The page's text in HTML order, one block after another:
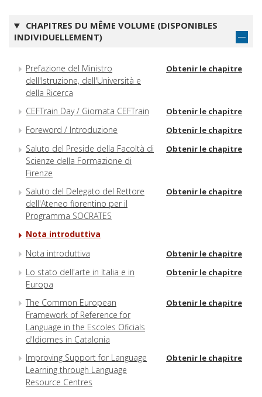
CHAPITRES DU MÊME VOLUME (DISPONIBLES
INDIVIDUELLEMENT)
Prefazione del Ministro
dell'Istruzione, dell'Università e
della Ricerca
Obtenir le chapitre
CEFTrain Day / Giornata CEFTrain Obtenir le chapitre
Foreword / Introduzione Obtenir le chapitre
Saluto del Preside della Facoltà di
Scienze della Formazione di
Firenze
Obtenir le chapitre
Saluto del Delegato del Rettore
dell'Ateneo fiorentino per il
Programma SOCRATES
Obtenir le chapitre
Nota introduttiva
Nota introduttiva
Obtenir le chapitre
Lo stato dell'arte in Italia e in
Europa
Obtenir le chapitre
The Common European
Framework of Reference for
Language in the Escoles Oficials
d'Idiomes in Catalonia
Obtenir le chapitre
Improving Support for Language
Learning through Language
Resource Centres
Obtenir le chapitre